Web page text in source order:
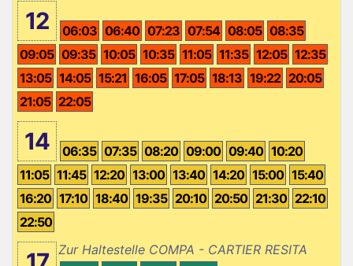
12 06:03 06:40 07:23 07:54 08:05 08:35
09:05 09:35 10:05 10:35 11:05 11:35 12:05 12:35
13:05 14:05 15:21 16:05 17:05 18:13 19:22 20:05
21:05 22:05
14 06:35 07:35 08:20 09:00 09:40 10:20
11:05 11:45 12:20 13:00 13:40 14:20 15:00 15:40
16:20 17:10 18:40 19:35 20:10 20:50 21:30 22:10
22:50
Zur Haltestelle COMPA - CARTIER RESITA